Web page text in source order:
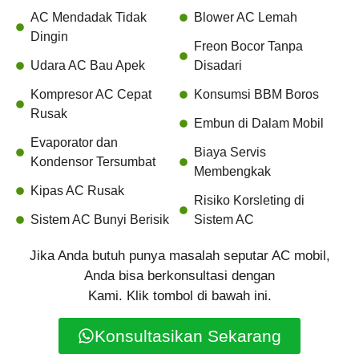
AC Mendadak Tidak
Dingin
Udara AC Bau Apek
Kompresor AC Cepat
Rusak
Evaporator dan
Kondensor Tersumbat
Kipas AC Rusak
Sistem AC Bunyi Berisik
Blower AC Lemah
Freon Bocor Tanpa
Disadari
Konsumsi BBM Boros
Embun di Dalam Mobil
Biaya Servis
Membengkak
Risiko Korsleting di
Sistem AC
Jika Anda butuh punya masalah seputar AC mobil,
Anda bisa berkonsultasi dengan
Kami. Klik tombol di bawah ini.
Konsultasikan Sekarang